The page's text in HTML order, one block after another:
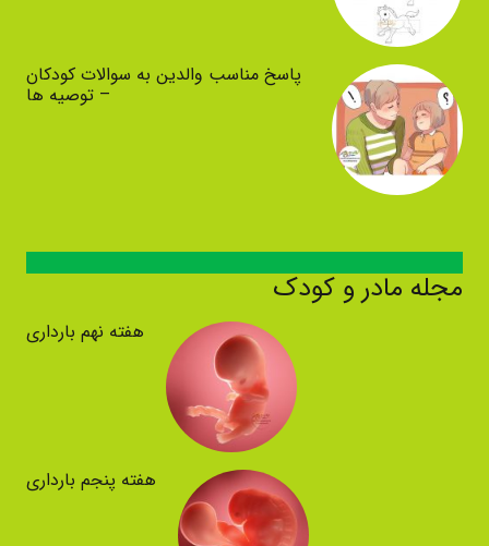
پاسخ مناسب والدین به سوالات کودکان
– توصیه ها
مجله مادر و کودک
هفته نهم بارداری
هفته پنجم بارداری